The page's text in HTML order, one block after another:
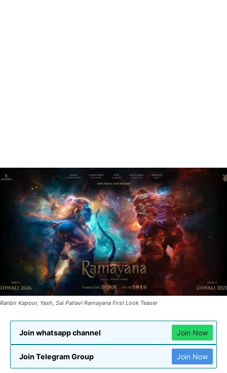
Ranbir Kapoor, Yash, Sai Pallavi Ramayana First Look Teaser
Join whatsapp channel Join Now
Join Telegram Group Join Now